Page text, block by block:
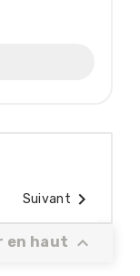
Suivant 
en haut 